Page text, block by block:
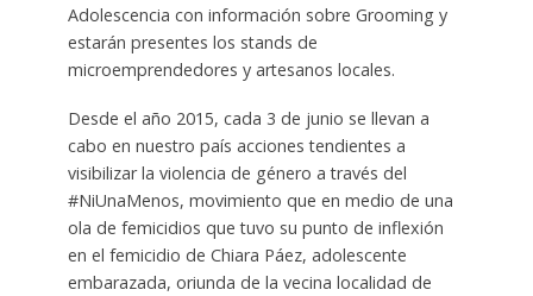
Adolescencia con información sobre Grooming y
estarán presentes los stands de
microemprendedores y artesanos locales.
Desde el año 2015, cada 3 de junio se llevan a
cabo en nuestro país acciones tendientes a
visibilizar la violencia de género a través del
#NiUnaMenos, movimiento que en medio de una
ola de femicidios que tuvo su punto de inflexión
en el femicidio de Chiara Páez, adolescente
embarazada, oriunda de la vecina localidad de